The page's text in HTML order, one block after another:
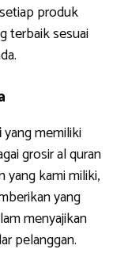
produk
terbaik sesuai
yang memiliki
grosir al quran
yang kami miliki,
yang
menyajikan
pelanggan.